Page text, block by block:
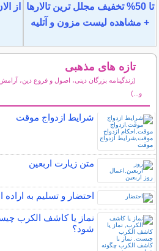
تا 50% تخفیف مجلل ترین تالارها
+ مشاهده لیست مزون و آتلیه
از
تازه های مذهبی
(زندگینامه بزرگان دینی، اصول و فروع دین،
و...)
شرایط ازدواج موقت
متن زيارت اربعين
احتضار و تسلیم به اراده
نماز یا کاشف الکرب
شود؟